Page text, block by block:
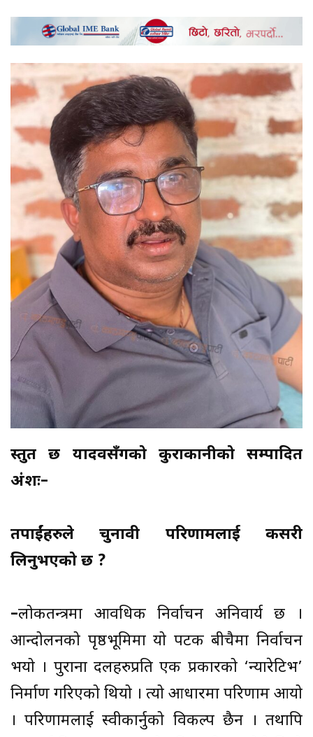
प्रस्तुत छ यादवसँगको कुराकानीको सम्पादित
अंशः–
तपाईंहरुले चुनावी परिणामलाई कसरी
लिनुभएको छ ?
–लोकतन्त्रमा आवधिक निर्वाचन अनिवार्य छ ।
आन्दोलनको पृष्ठभूमिमा यो पटक बीचैमा निर्वाचन
भयो । पुराना दलहरुप्रति एक प्रकारको ‘न्यारेटिभ’
निर्माण गरिएको थियो । त्यो आधारमा परिणाम आयो
। परिणामलाई स्वीकार्नुको विकल्प छैन । तथापि